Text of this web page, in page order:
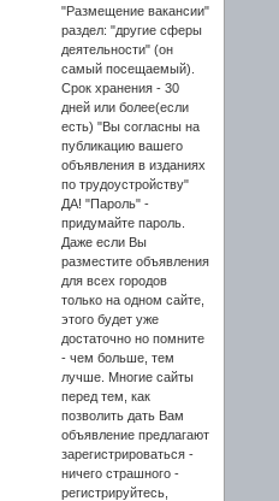
"Размещение вакансии"
раздел: "другие сферы
деятельности" (он
самый посещаемый).
Срок хранения - 30
дней или более(если
есть) "Вы согласны на
публикацию вашего
объявления в изданиях
по трудоустройству"
ДА! "Пароль" -
придумайте пароль.
Даже если Вы
разместите объявления
для всех городов
только на одном сайте,
этого будет уже
достаточно но помните
- чем больше, тем
лучше. Многие сайты
перед тем, как
позволить дать Вам
объявление предлагают
зарегистрироваться -
ничего страшного -
регистрируйтесь,